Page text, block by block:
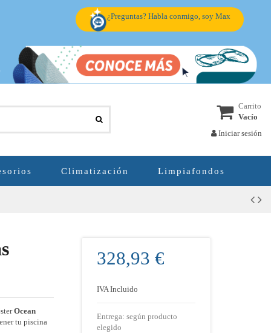
¿Preguntas? Habla conmigo, soy Max
Carrito
Vacío
Iniciar sesión
Climatización Limpiafondos
Ocean
tu piscina
328,93 €
IVA Incluido
Entrega: según producto
elegido